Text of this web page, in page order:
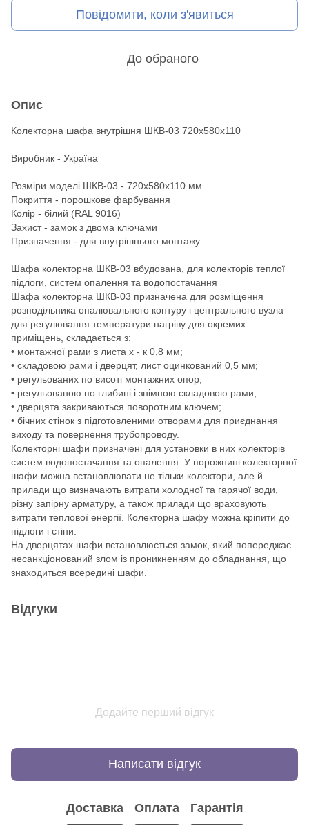
Повідомити, коли з'явиться
До обраного
Опис
Колекторна шафа внутрішня ШКВ-03 720x580x110
Виробник - Україна
Розміри моделі ШКВ-03 - 720x580x110 мм
Покриття - порошкове фарбування
Колір - білий (RAL 9016)
Захист - замок з двома ключами
Призначення - для внутрішнього монтажу
Шафа колекторна ШКВ-03 вбудована, для колекторів теплої
підлоги, систем опалення та водопостачання
Шафа колекторна ШКВ-03 призначена для розміщення
розподільника опалювального контуру і центрального вузла
для регулювання температури нагріву для окремих
приміщень, складається з:
• монтажної рами з листа х - к 0,8 мм;
• складовою рами і дверцят, лист оцинкований 0,5 мм;
• регульованих по висоті монтажних опор;
• регульованою по глибині і знімною складовою рами;
• дверцята закриваються поворотним ключем;
• бічних стінок з підготовленими отворами для приєднання
виходу та повернення трубопроводу.
Колекторні шафи призначені для установки в них колекторів
систем водопостачання та опалення. У порожнині колекторної
шафи можна встановлювати не тільки колектори, але й
прилади що визначають витрати холодної та гарячої води,
різну запірну арматуру, а також прилади що враховують
витрати теплової енергії. Колекторна шафу можна кріпити до
підлоги і стіни.
На дверцятах шафи встановлюється замок, який попереджає
несанкціонований злом із проникненням до обладнання, що
знаходиться всередині шафи.
Відгуки
Додайте перший відгук
Написати відгук
Доставка Оплата Гарантія